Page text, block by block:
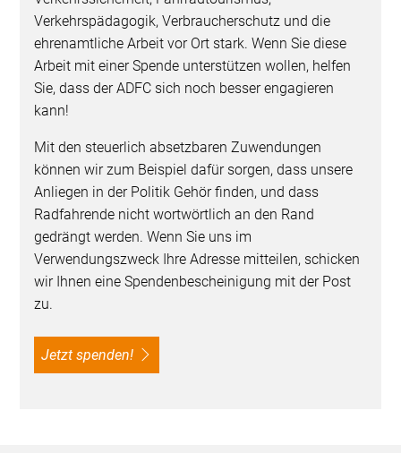
Verkehrspädagogik, Verbraucherschutz und die
ehrenamtliche Arbeit vor Ort stark. Wenn Sie diese
Arbeit mit einer Spende unterstützen wollen, helfen
Sie, dass der ADFC sich noch besser engagieren
kann!
Mit den steuerlich absetzbaren Zuwendungen
können wir zum Beispiel dafür sorgen, dass unsere
Anliegen in der Politik Gehör finden, und dass
Radfahrende nicht wortwörtlich an den Rand
gedrängt werden. Wenn Sie uns im
Verwendungszweck Ihre Adresse mitteilen, schicken
wir Ihnen eine Spendenbescheinigung mit der Post
zu.
Jetzt spenden!